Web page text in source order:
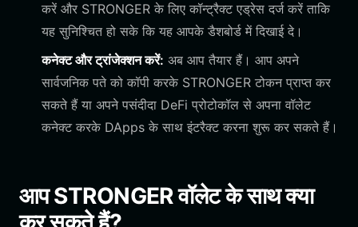
करें और STRONGER के लिए कॉन्ट्रैक्ट एड्रेस दर्ज करें ताकि
यह सुनिश्चित हो सके कि यह आपके डैशबोर्ड में दिखाई दे।
कनेक्ट और ट्रांजेक्शन करें: अब आप तैयार हैं। आप अपने
सार्वजनिक पते को कॉपी करके STRONGER टोकन प्राप्त कर
सकते हैं या अपने पसंदीदा DeFi प्रोटोकॉल से अपना वॉलेट
कनेक्ट करके DApps के साथ इंटरैक्ट करना शुरू कर सकते हैं।
आप STRONGER वॉलेट के साथ क्या